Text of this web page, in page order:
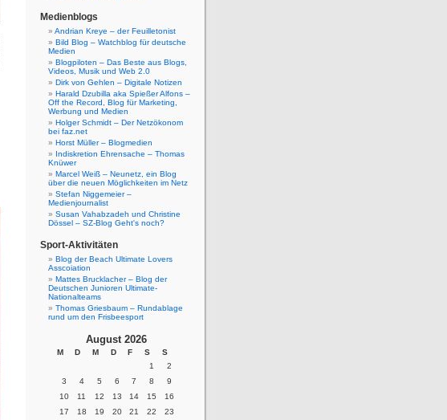
Medienblogs
Andrian Kreye – der Feuilletonist
Bild Blog – Watchblog für deutsche
Medien
Blogpiloten – Das Beste aus Blogs,
Videos, Musik und Web 2.0
Dirk von Gehlen – Digitale Notizen
Harald Dzubilla aka Spießer Alfons –
Off the Record, Blog für Marketing,
Werbung und Medien
Holger Schmidt – Der Netzökonom
bei faz.net
Horst Müller – Blogmedien
Indiskretion Ehrensache – Thomas
Knüwer
Marcel Weiß – Neunetz, ein Blog
über die neuen Möglichkeiten im Netz
Stefan Niggemeier –
Medienjournalist
Susan Vahabzadeh und Christine
Dössel – SZ-Blog Geht's noch?
Sport-Aktivitäten
Blog der Beach Ultimate Lovers
Asscoiation
Mattes Brucklacher – Blog der
Deutschen Junioren Ultimate-
Nationalteams
Thomas Griesbaum – Rundablage
rund um den Frisbeesport
August 2026
M D M D F S S
1
2
3
4 5 6 7 8
9
10
11 12 13 14 15
16
17
18 19 20 21 22
23